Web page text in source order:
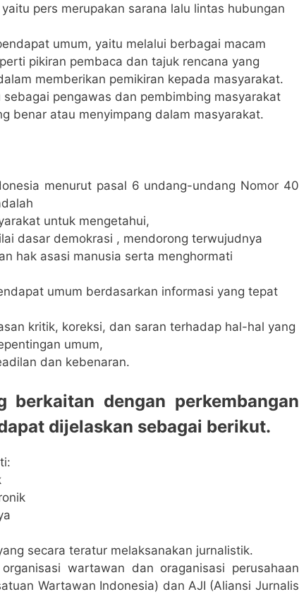
pers merupakan sarana lalu lintas hubungan
umum, yaitu melalui berbagai macam
pikiran pembaca dan tajuk rencana yang
memberikan pemikiran kepada masyarakat.
sebagai pengawas dan pembimbing masyarakat
benar atau menyimpang dalam masyarakat.
menurut pasal 6 undang-undang Nomor 40
untuk mengetahui,
dasar demokrasi , mendorong terwujudnya
hak asasi manusia serta menghormati
umum berdasarkan informasi yang tepat
kritik, koreksi, dan saran terhadap hal-hal yang
umum,
dan kebenaran.
berkaitan dengan perkembangan
dijelaskan sebagai berikut.
secara teratur melaksanakan jurnalistik.
wartawan dan oraganisasi perusahaan
Wartawan Indonesia) dan AJI (Aliansi Jurnalis